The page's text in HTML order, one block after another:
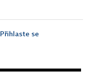
Přihlaste se